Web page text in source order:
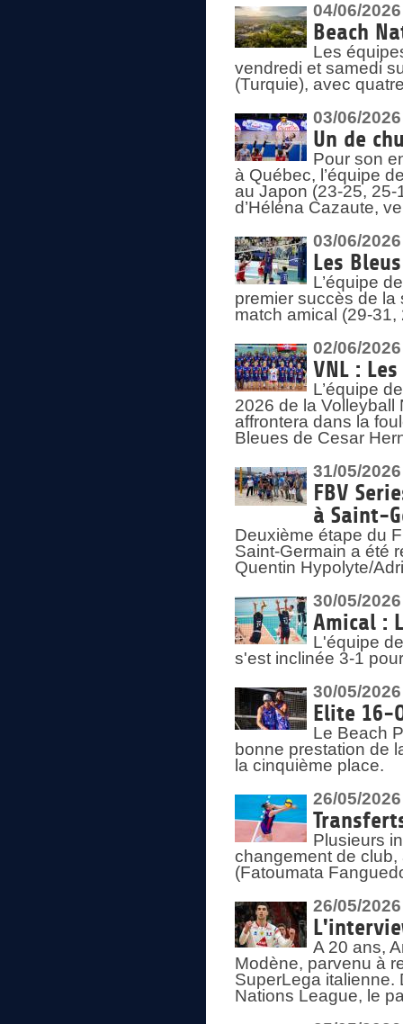
04/06/2026
Beach
Les
vendredi et samedi
(Turquie), avec
03/06/2026
Un de
Pour son
à Québec, l’équipe
au Japon (23-25,
d’Héléna Cazaute,
03/06/2026
Les
L’équipe
premier succès de la
match amical (29-
02/06/2026
VNL :
L’équipe
2026 de la
affrontera dans la
Bleues de Cesar
31/05/2026
FBV
à Saint-
Deuxième étape du
Saint-Germain a été
Quentin Hypolyte/
30/05/2026
Amical :
L'équipe
s'est inclinée 3-1
30/05/2026
Elite 16-
Le Beach
bonne prestation de
la cinquième place.
26/05/2026
Plusieurs
changement de
(Fatoumata
26/05/2026
A 20 ans,
Modène, parvenu à
SuperLega italienne.
Nations League, le